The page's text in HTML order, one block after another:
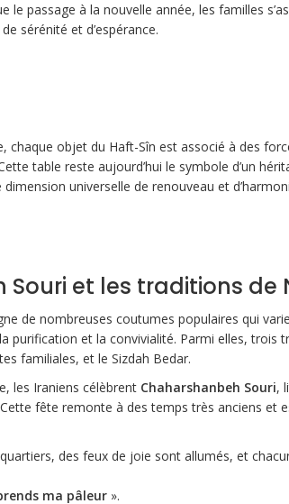
le passage à la nouvelle année, les familles
sérénité et d’espérance.
chaque objet du Haft-Sîn est associé à des
table reste aujourd’hui le symbole d’un
universelle de renouveau et
et les traditions de
de nombreuses coutumes populaires qui
purification et la convivialité. Parmi elles, trois
familiales, et le Sizdah Bedar.
les Iraniens célèbrent Chaharshanbeh Souri,
Cette fête remonte à des temps très anciens et
des feux de joie sont allumés, et
ma pâleur ».